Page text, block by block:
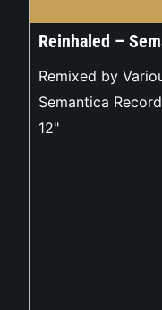
Reinhaled –
Remixed by
Semantica
12"